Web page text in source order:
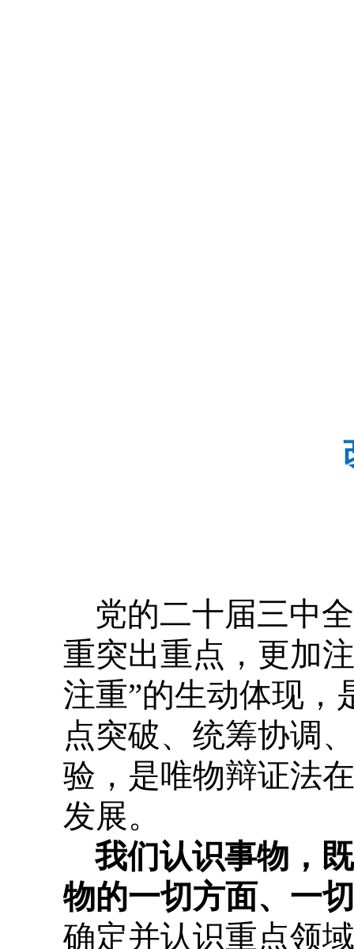
党的二十届三中
重突出重点，更加
注重”的生动体现，
点突破、统筹协调
验，是唯物辩证法
发展。
我们认识事物，
物的一切方面、一
确定并认识重点领